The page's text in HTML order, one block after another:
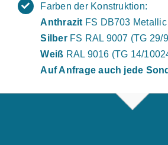
Farben der Konstruktion:
Anthrazit FS DB703
SilberFS RAL 9007 (TG 29/
Weiß RAL 9016 (TG 14/
Auf Anfrage auch jede